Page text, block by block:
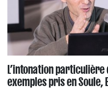
L’intonation particulière
exemples pris en Soule,